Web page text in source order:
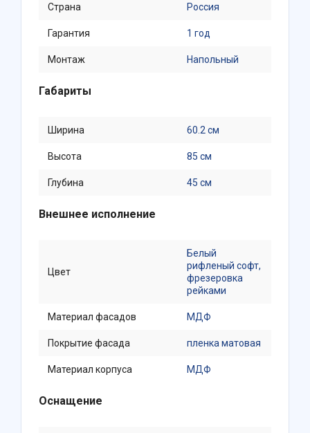
Страна Россия
Гарантия 1 год
Монтаж Напольный
Габариты
Ширина 60.2 см
Высота 85 см
Глубина 45 см
Внешнее исполнение
Цвет
Белый
рифленый софт,
фрезеровка
рейками
Материал фасадов МДФ
Покрытие фасада пленка матовая
Материал корпуса МДФ
Оснащение